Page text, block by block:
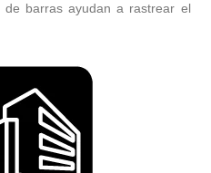
de barras ayudan a rastrear el